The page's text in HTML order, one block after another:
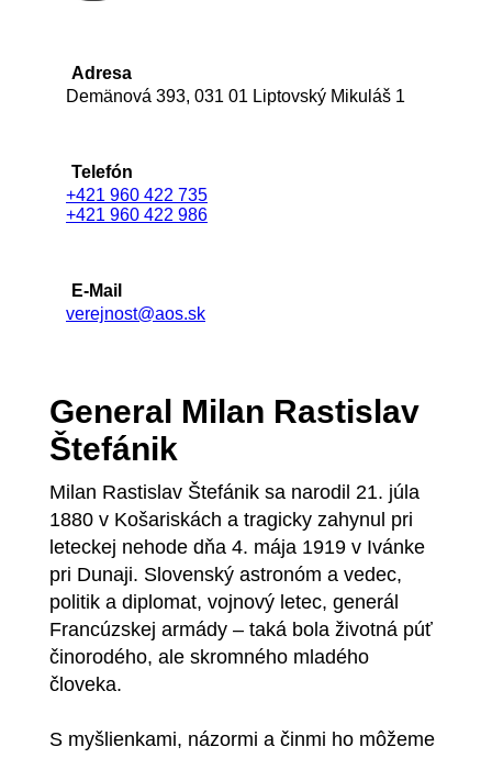
Adresa
Demänová 393, 031 01 Liptovský Mikuláš 1
Telefón
+421 960 422 735
+421 960 422 986
E-Mail
verejnost@aos.sk
General Milan Rastislav
Štefánik
Milan Rastislav Štefánik sa narodil 21. júla
1880 v Košariskách a tragicky zahynul pri
leteckej nehode dňa 4. mája 1919 v Ivánke
pri Dunaji. Slovenský astronóm a vedec,
politik a diplomat, vojnový letec, generál
Francúzskej armády – taká bola životná púť
činorodého, ale skromného mladého
človeka.
S myšlienkami, názormi a činmi ho môžeme